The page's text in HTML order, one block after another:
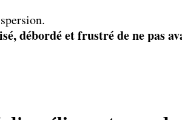
débordé et frustré de ne pas